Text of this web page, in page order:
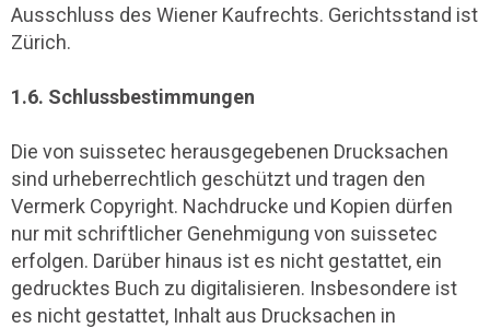
Ausschluss des Wiener Kaufrechts. Gerichtsstand ist
Zürich.
1.6. Schlussbestimmungen
Die von suissetec herausgegebenen Drucksachen
sind urheberrechtlich geschützt und tragen den
Vermerk Copyright. Nachdrucke und Kopien dürfen
nur mit schriftlicher Genehmigung von suissetec
erfolgen. Darüber hinaus ist es nicht gestattet, ein
gedrucktes Buch zu digitalisieren. Insbesondere ist
es nicht gestattet, Inhalt aus Drucksachen in